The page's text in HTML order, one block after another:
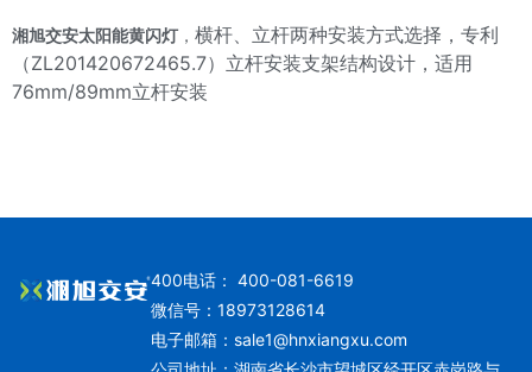
湘旭交安太阳能黄闪灯， 横杆、立杆两种安装方式选择，专利
（ZL201420672465.7）立杆安装支架结构设计，适用
76mm/89mm立杆安装
400电话： 400-081-6619
微信号：18973128614
电子邮箱： sale1@hnxiangxu.com